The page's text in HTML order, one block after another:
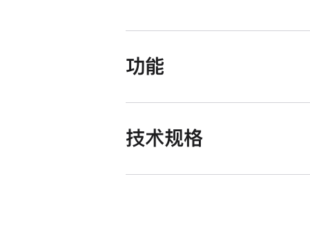
功能
技术规格